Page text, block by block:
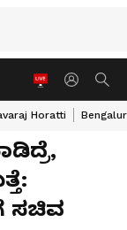
Horatti
ಸಚಿವ